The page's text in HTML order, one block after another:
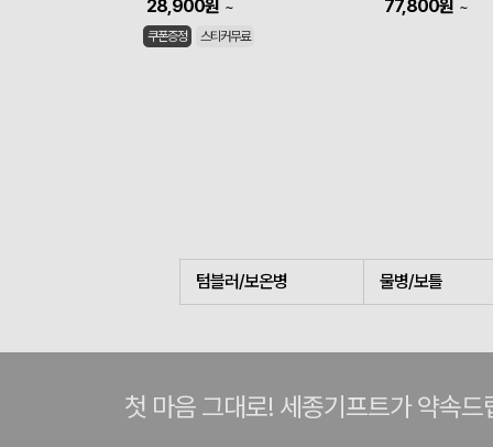
28,900원 ~
쿠폰증정 스티커무료
77,800원 ~
텀블러/보온병 물병/보틀
첫 마음 그대로! 세종기프트가 약속드